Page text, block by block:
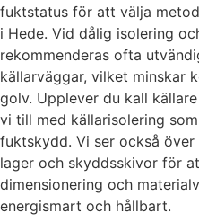
fuktstatus för att välja
i Hede. Vid dålig isolering
rekommenderas ofta
källarväggar, vilket minskar
golv. Upplever du kall
vi till med källarisolering
fuktskydd. Vi ser också
lager och skyddsskivor för
dimensionering och
energismart och hållbart.